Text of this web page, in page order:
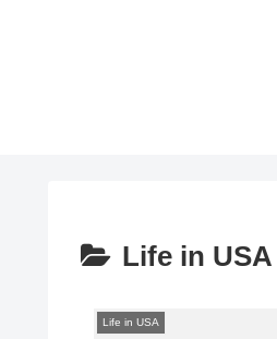
Life in USA
Life in USA